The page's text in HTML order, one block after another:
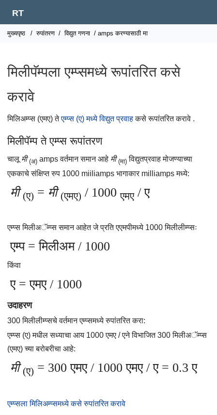
RT
मुख्यपृष्ठ / रुपांतरण / विद्युत गणना / amps करण्यासाठी मा
मिलीपॅम्पला एम्प्समध्ये रूपांतरित कसे
करावे
मिलिअम्प्स (एमए) तेएम्प्स (ए) मध्येविद्युत प्रवाहकसे रूपांतरित करावे .
मिलीपॅम्प ते एम्प्स रूपांतरण
चालू मी(अ) amps वर्तमान समान आहे मी(मा) विद्युतप्रवाह मोजण्याच्या
एककाचे संक्षिप्त रुप 1000 miiliamps भागाकार milliamps मध्ये:
मी(ए) = मी(एमए) / 1000एमए/ ए
एम्प्स मिलीअॅम्प्स समान आहेत जे प्रति एएमपीमध्ये 1000 मिलीलीम्प्सः
एम्प = मिलीअम / 1000
किंवा
ए = एमए / 1000
उदाहरण
300 मिलीलीम्प्सचे वर्तमान एम्प्समध्ये रुपांतरित करा:
एम्प्स (ए) मधील सध्याचा आय 1000 एमए / एने विभाजित 300 मिलीअॅम्प्स
(एमए) च्या बरोबरीचा आहे:
मी(ए) = 300 एमए / 1000 एमए / ए = 0.3 ए
एम्प्सला मिलिअम्प्समध्ये कसे रुपांतरित करावे